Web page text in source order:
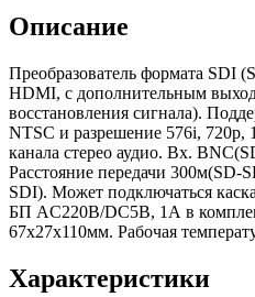
Описание
Преобразователь формата SDI
HDMI, с дополнительным
восстановления сигнала).
NTSC и разрешение 576i, 720p,
канала стерео аудио. Вх.
Расстояние передачи
SDI). Может подключаться
БП AC220В/DC5В, 1А в
67х27х110мм. Рабочая
Характеристики